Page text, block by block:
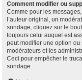
Comment modifier ou
Comme pour les
l’auteur original, un
sondage, cliquez sur le
toujours celui auquel est
peut modifier une option
modérateurs et les
Ceci pour empêcher le
sondage.